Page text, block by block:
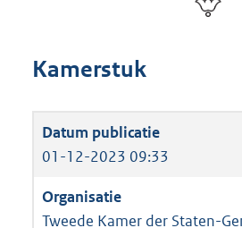
Kamerstuk
01-12-2023 09:33
Tweede Kamer der Staten-